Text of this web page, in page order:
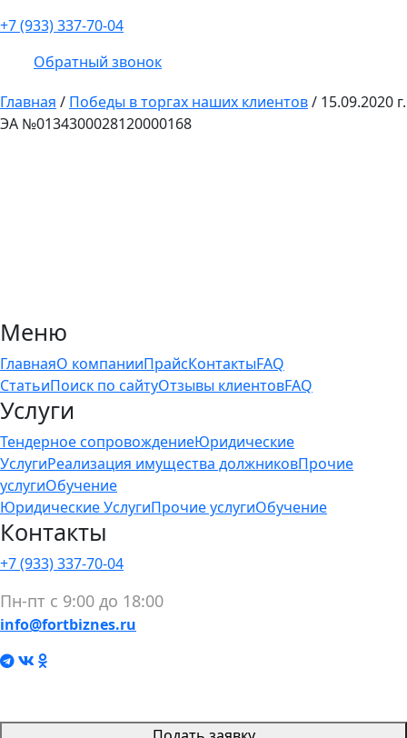
+7 (933) 337-70-04
Обратный звонок
Главная / Победы в торгах наших клиентов/ 15.09.2020 г.
ЭА №0134300028120000168
Меню
ГлавнаяО компанииПрайсКонтактыFAQ
СтатьиПоиск по сайтуОтзывы клиентовFAQ
Услуги
Тендерное сопровождениеЮридические
УслугиРеализация имущества должниковПрочие
услугиОбучение
Юридические УслугиПрочие услугиОбучение
Контакты
+7 (933) 337-70-04
Пн-пт с 9:00 до 18:00
info@fortbiznes.ru